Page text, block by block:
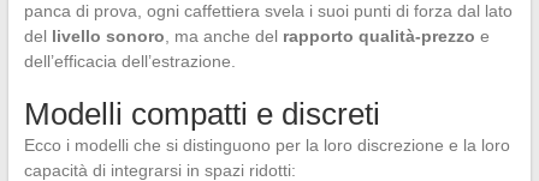
panca di prova, ogni caffettiera svela i suoi punti di forza dal lato
del livello sonoro , ma anche del rapporto qualità-prezzo e
dell’efficacia dell’estrazione.
Modelli compatti e discreti
Ecco i modelli che si distinguono per la loro discrezione e la loro
capacità di integrarsi in spazi ridotti: